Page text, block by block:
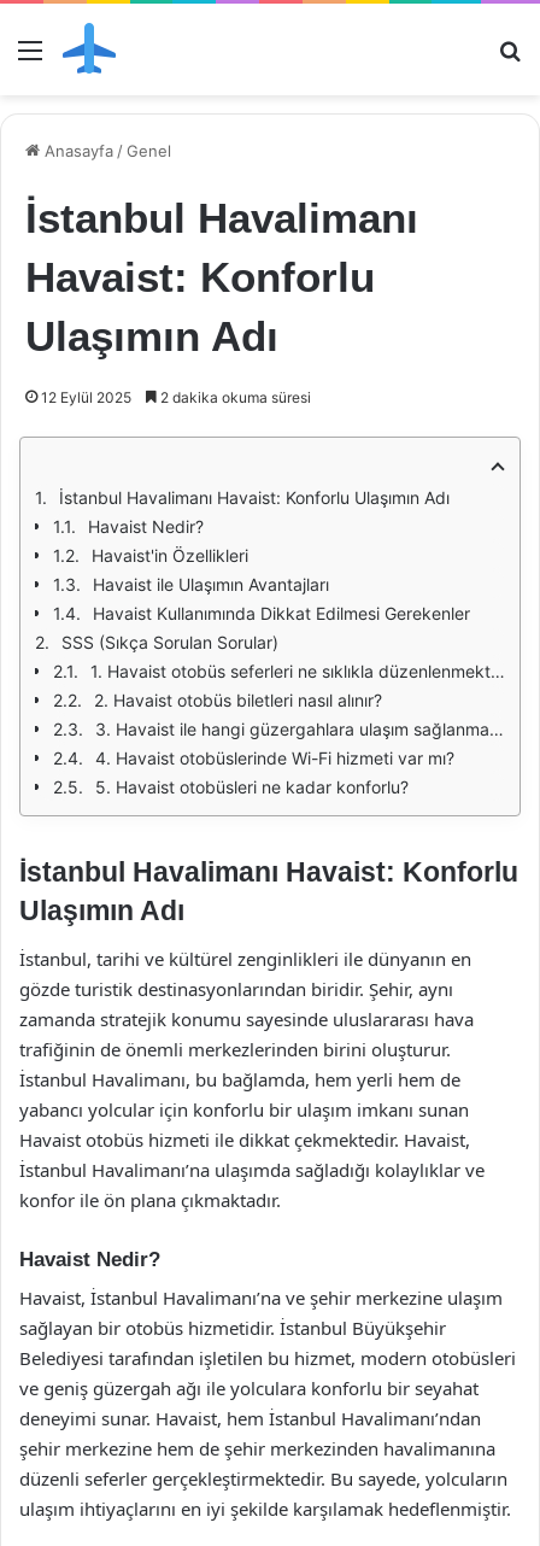
Menü
Anasayfa /Genel
İstanbul Havalimanı
Havaist: Konforlu
Ulaşımın Adı
12 Eylül 2025 2 dakika okuma süresi
İstanbul Havalimanı Havaist: Konforlu Ulaşımın Adı
Havaist Nedir?
Havaist'in Özellikleri
Havaist ile Ulaşımın Avantajları
Havaist Kullanımında Dikkat Edilmesi Gerekenler
SSS (Sıkça Sorulan Sorular)
1. Havaist otobüs seferleri ne sıklıkla düzenlenmektedir?
2. Havaist otobüs biletleri nasıl alınır?
3. Havaist ile hangi güzergahlara ulaşım sağlanmaktadır?
4. Havaist otobüslerinde Wi-Fi hizmeti var mı?
5. Havaist otobüsleri ne kadar konforlu?
İstanbul Havalimanı Havaist: Konforlu
Ulaşımın Adı
İstanbul, tarihi ve kültürel zenginlikleri ile dünyanın en
gözde turistik destinasyonlarından biridir. Şehir, aynı
zamanda stratejik konumu sayesinde uluslararası hava
trafiğinin de önemli merkezlerinden birini oluşturur.
İstanbul Havalimanı, bu bağlamda, hem yerli hem de
yabancı yolcular için konforlu bir ulaşım imkanı sunan
Havaist otobüs hizmeti ile dikkat çekmektedir. Havaist,
İstanbul Havalimanı’na ulaşımda sağladığı kolaylıklar ve
konfor ile ön plana çıkmaktadır.
Havaist Nedir?
Havaist, İstanbul Havalimanı’na ve şehir merkezine ulaşım
sağlayan bir otobüs hizmetidir. İstanbul Büyükşehir
Belediyesi tarafından işletilen bu hizmet, modern otobüsleri
ve geniş güzergah ağı ile yolculara konforlu bir seyahat
deneyimi sunar. Havaist, hem İstanbul Havalimanı’ndan
şehir merkezine hem de şehir merkezinden havalimanına
düzenli seferler gerçekleştirmektedir. Bu sayede, yolcuların
ulaşım ihtiyaçlarını en iyi şekilde karşılamak hedeflenmiştir.